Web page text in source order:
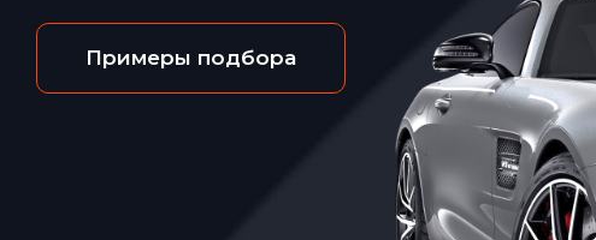
Примеры подбора